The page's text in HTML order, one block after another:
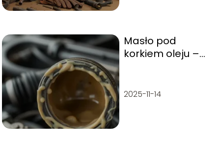
Masło pod
korkiem oleju –
naprawić?
2025-11-14